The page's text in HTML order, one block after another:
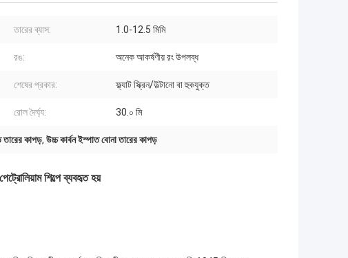
তারের ব্যাস: 1.0-12.5 মিমি
রঙ: অনেক আকর্ষণীয় রং উপলব্ধ
শেষের প্রকার: ফ্ল্যাট স্ক্রিন/উল্টানো বা হুকযুক্ত
রোল দৈর্ঘ্য: 30.০ মি
তারের কাপড়, উচ্চ কার্বন ইস্পাত বোনা তারের কাপড়
শিল্পে ব্যবহৃত হয়